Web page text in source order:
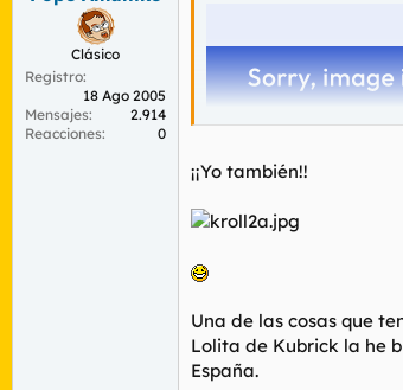
Clásico
Registro
18 Ago 2005
Mensajes
2.914
Reacciones
0
¡¡Yo también!!
Una de las cosas que
Lolita de Kubrick la he
España.